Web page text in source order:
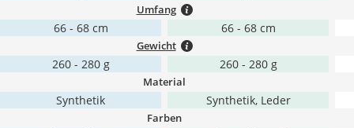
Umfang
66 - 68 cm 66 - 68 cm
Gewicht
260 - 280 g 260 - 280 g
Material
Synthetik Synthetik, Leder
Farben